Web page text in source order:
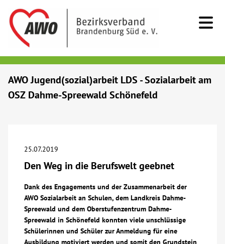
Senioren
Begegnung
Bildung
AWO Jugend(sozial)arbeit LDS - Sozialarbeit am
OSZ Dahme-Spreewald Schönefeld
25.07.2019
Den Weg in die Berufswelt geebnet
Dank des Engagements und der Zusammenarbeit der
AWO Sozialarbeit an Schulen, dem Landkreis Dahme-
Spreewald und dem Oberstufenzentrum Dahme-
Spreewald in Schönefeld konnten viele unschlüssige
Schülerinnen und Schüler zur Anmeldung für eine
Ausbildung motiviert werden und somit den Grundstein